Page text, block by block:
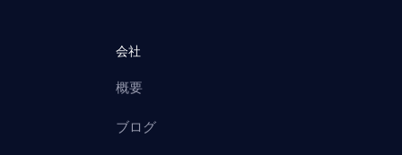
会社
概要
ブログ